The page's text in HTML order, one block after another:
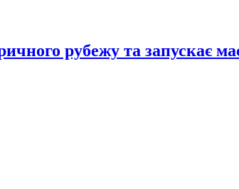
рубежу та запускає